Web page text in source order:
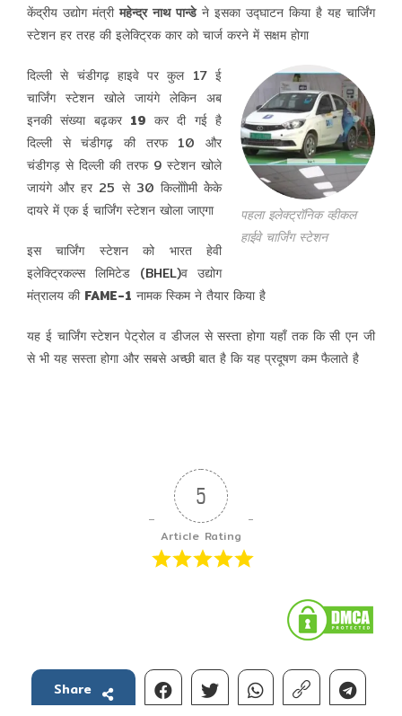
केंद्रीय उद्योग मंत्रीमहेन्द्र नाथ पान्डेने इसका उद्घाटन किया है यह चार्जिंग
स्टेशन हर तरह की इलेक्ट्रिक कार को चार्ज करने में सक्षम होगा
पहला इलेक्ट्रॉनिक व्हीकल
हाईवे चार्जिंग स्टेशन
दिल्ली से चंडीगढ़ हाइवे पर कुल 17 ई
चार्जिंग स्टेशन खोले जायंगे लेकिन अब
इनकी संख्या बढ़कर 19 कर दी गई है
दिल्ली से चंडीगढ़ की तरफ 10 और
चंडीगड़ से दिल्ली की तरफ 9 स्टेशन खोले
जायंगे और हर 25 से 30 किलोोोमी केेके
दायरे में एक ई चार्जिंग स्टेशन खोला जाएगा
इस चार्जिंग स्टेशन को भारत हेवी
इलेक्ट्रिकल्स लिमिटेड (BHEL)व उद्योग
मंत्रालय की FAME-1 नामक स्किम ने तैयार किया है
यह ई चार्जिंग स्टेशन पेट्रोल व डीजल से सस्ता होगा यहाँ तक कि सी एन जी
से भी यह सस्ता होगा और सबसे अच्छी बात है कि यह प्रदूषण कम फैलाते है
5
Article Rating
Share